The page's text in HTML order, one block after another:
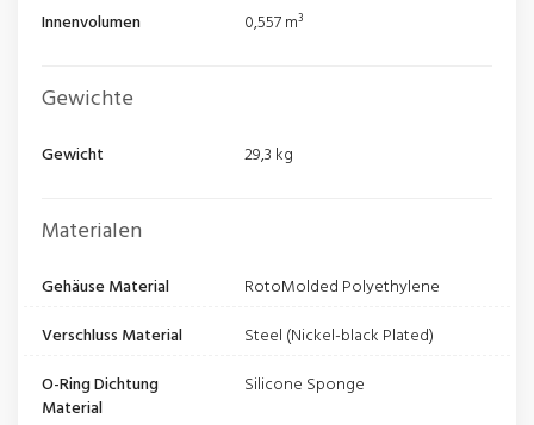
Innenvolumen
0,557 m³
Gewichte
Gewicht 29,3 kg
Materialen
Gehäuse Material
RotoMolded Polyethylene
Verschluss Material
Steel (Nickel-black Plated)
O-Ring Dichtung
Material
Silicone Sponge